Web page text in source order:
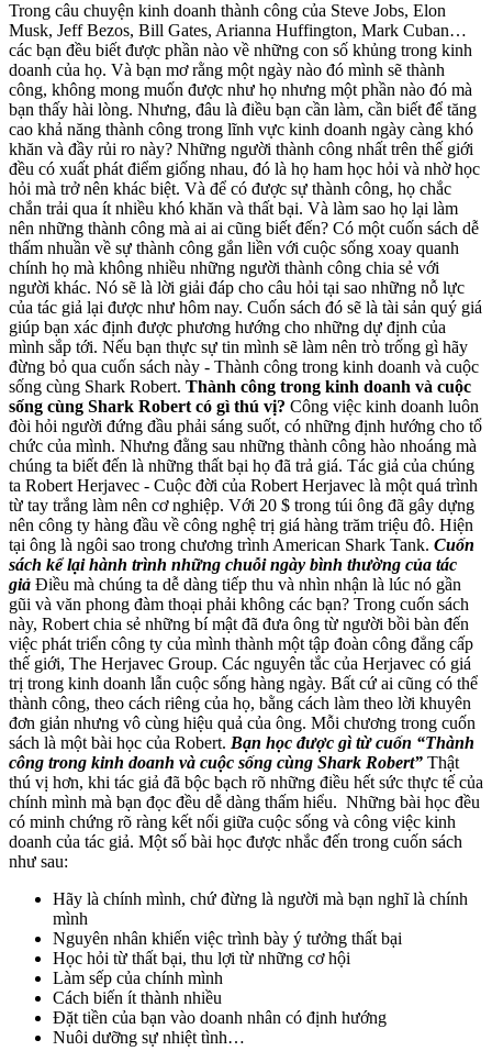
Trong câu chuyện kinh doanh thành công của Steve Jobs, Elon
Musk, Jeff Bezos, Bill Gates, Arianna Huffington, Mark Cuban…
các bạn đều biết được phần nào về những con số khủng trong kinh
doanh của họ. Và bạn mơ rằng một ngày nào đó mình sẽ thành
công, không mong muốn được như họ nhưng một phần nào đó mà
bạn thấy hài lòng. Nhưng, đâu là điều bạn cần làm, cần biết để tăng
cao khả năng thành công trong lĩnh vực kinh doanh ngày càng khó
khăn và đầy rủi ro này? Những người thành công nhất trên thế giới
đều có xuất phát điểm giống nhau, đó là họ ham học hỏi và nhờ học
hỏi mà trở nên khác biệt. Và để có được sự thành công, họ chắc
chắn trải qua ít nhiều khó khăn và thất bại. Và làm sao họ lại làm
nên những thành công mà ai ai cũng biết đến? Có một cuốn sách dễ
thấm nhuần về sự thành công gắn liền với cuộc sống xoay quanh
chính họ mà không nhiều những người thành công chia sẻ với
người khác. Nó sẽ là lời giải đáp cho câu hỏi tại sao những nỗ lực
của tác giả lại được như hôm nay. Cuốn sách đó sẽ là tài sản quý giá
giúp bạn xác định được phương hướng cho những dự định của
mình sắp tới. Nếu bạn thực sự tin mình sẽ làm nên trò trống gì hãy
đừng bỏ qua cuốn sách này - Thành công trong kinh doanh và cuộc
sống cùng Shark Robert. Thành công trong kinh doanh và cuộc
sống cùng Shark Robert có gì thú vị? Công việc kinh doanh luôn
đòi hỏi người đứng đầu phải sáng suốt, có những định hướng cho tổ
chức của mình. Nhưng đằng sau những thành công hào nhoáng mà
chúng ta biết đến là những thất bại họ đã trả giá. Tác giả của chúng
ta Robert Herjavec - Cuộc đời của Robert Herjavec là một quá trình
từ tay trắng làm nên cơ nghiệp. Với 20 $ trong túi ông đã gây dựng
nên công ty hàng đầu về công nghệ trị giá hàng trăm triệu đô. Hiện
tại ông là ngôi sao trong chương trình American Shark Tank. Cuốn
sách kể lại hành trình những chuỗi ngày bình thường của tác
giả Điều mà chúng ta dễ dàng tiếp thu và nhìn nhận là lúc nó gần
gũi và văn phong đàm thoại phải không các bạn? Trong cuốn sách
này, Robert chia sẻ những bí mật đã đưa ông từ người bồi bàn đến
việc phát triển công ty của mình thành một tập đoàn công đẳng cấp
thế giới, The Herjavec Group. Các nguyên tắc của Herjavec có giá
trị trong kinh doanh lẫn cuộc sống hàng ngày. Bất cứ ai cũng có thể
thành công, theo cách riêng của họ, bằng cách làm theo lời khuyên
đơn giản nhưng vô cùng hiệu quả của ông. Mỗi chương trong cuốn
sách là một bài học của Robert. Bạn học được gì từ cuốn “Thành
công trong kinh doanh và cuộc sống cùng Shark Robert” Thật
thú vị hơn, khi tác giả đã bộc bạch rõ những điều hết sức thực tế của
chính mình mà bạn đọc đều dễ dàng thấm hiểu. Những bài học đều
có minh chứng rõ ràng kết nối giữa cuộc sống và công việc kinh
doanh của tác giả. Một số bài học được nhắc đến trong cuốn sách
như sau:
Hãy là chính mình, chứ đừng là người mà bạn nghĩ là chính
mình
Nguyên nhân khiến việc trình bày ý tưởng thất bại
Học hỏi từ thất bại, thu lợi từ những cơ hội
Làm sếp của chính mình
Cách biến ít thành nhiều
Đặt tiền của bạn vào doanh nhân có định hướng
Nuôi dưỡng sự nhiệt tình…